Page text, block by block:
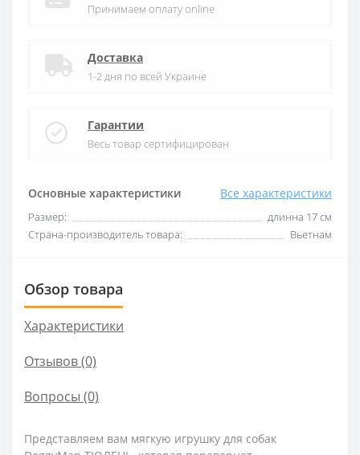
Основные характеристики Все характеристики
Размер:
длинна 17 см
Страна-производитель товара:
Вьетнам
Принимаем оплату online
Доставка
1-2 дня по всей Украине
Гарантии
Весь товар сертифицирован
Обзор товара
Характеристики
Отзывов (0)
Вопросы (0)
Представляем вам мягкую игрушку для собак